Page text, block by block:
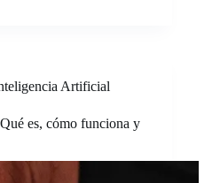
Artificial
es, cómo funciona y